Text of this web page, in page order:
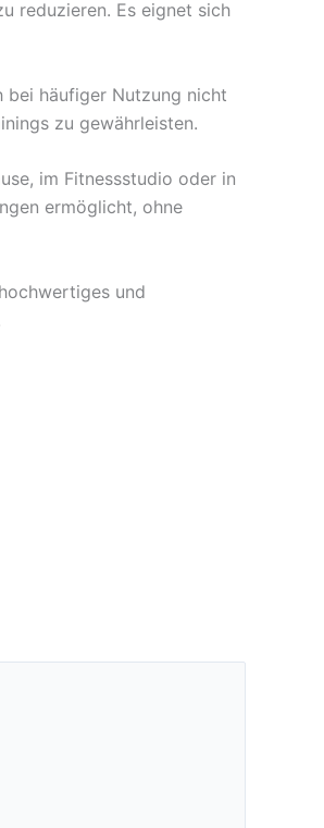
reduzieren. Es eignet sich
bei häufiger Nutzung nicht
zu gewährleisten.
im Fitnessstudio oder in
ermöglicht, ohne
und